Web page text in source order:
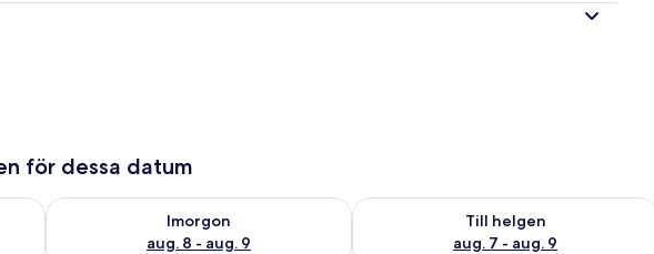
för dessa datum
aug. 7 - aug. 8
Imorgon
aug. 8 - aug. 9
Kontrollera tillgängligheten för imorgon aug. 8 - aug. 9
Till helgen
aug. 7 - aug. 9
Kontrollera tillgängligheten för den